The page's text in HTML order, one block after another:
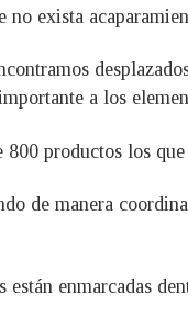
no exista
a los
productos los
de manera
enmarcadas